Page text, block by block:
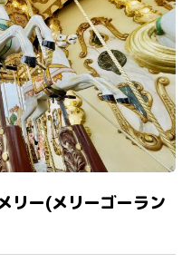
リー(メリーゴーラン